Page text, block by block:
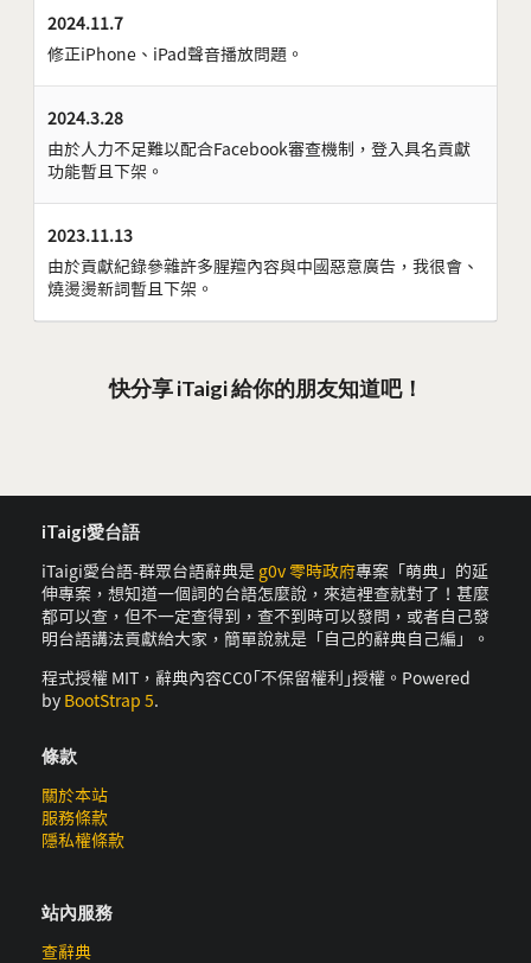
2024.11.7
修正iPhone、iPad聲音播放問題。
2024.3.28
由於人力不足難以配合Facebook審查機制，登入具名貢獻
功能暫且下架。
2023.11.13
由於貢獻紀錄參雜許多腥羶內容與中國惡意廣告，我很會、
燒燙燙新詞暫且下架。
快分享 iTaigi 給你的朋友知道吧！
iTaigi愛台語
iTaigi愛台語-群眾台語辭典是 g0v 零時政府專案「萌典」的延
伸專案，想知道一個詞的台語怎麼說，來這裡查就對了！甚麼
都可以查，但不一定查得到，查不到時可以發問，或者自己發
明台語講法貢獻給大家，簡單說就是「自己的辭典自己編」。
程式授權 MIT，辭典內容CC0｢不保留權利｣授權。Powered
by BootStrap 5.
條款
關於本站
服務條款
隱私權條款
站內服務
查辭典